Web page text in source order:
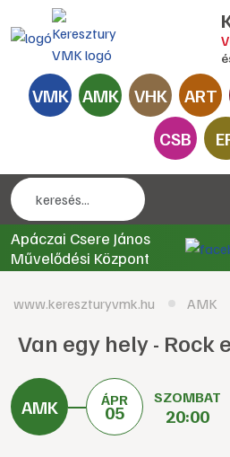
VMK AMK VHK ART
CSB
Apáczai Csere János
Művelődési Központ
www.kereszturyvmk.hu AMK
Van egy hely - Rock
ÁPR
05
SZOMBAT
20:00